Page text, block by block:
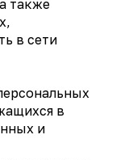
также
в сети
в
и